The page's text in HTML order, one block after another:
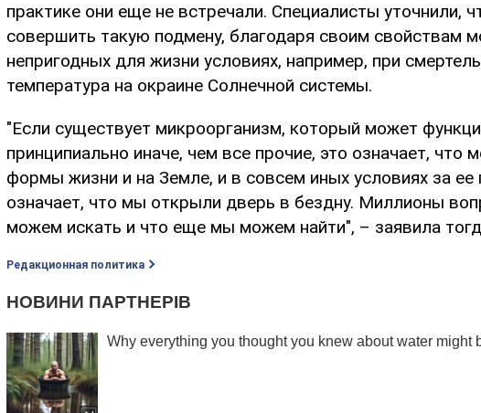
практике они еще не встречали. Специалисты уточнили,
совершить такую подмену, благодаря своим свойствам
непригодных для жизни условиях, например, при
температура на окраине Солнечной системы.
"Если существует микроорганизм, который может
принципиально иначе, чем все прочие, это означает, что
формы жизни и на Земле, и в совсем иных условиях за ее
означает, что мы открыли дверь в бездну. Миллионы
можем искать и что еще мы можем найти", – заявила
Редакционная политика